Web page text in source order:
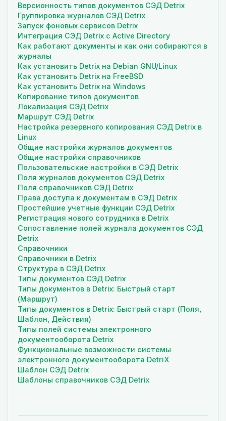
Версионность типов документов СЭД Detrix
Группировка журналов СЭД Detrix
Запуск фоновых сервисов Detrix
Интеграция СЭД Detrix с Active Directory
Как работают документы и как они собираются в
журналы
Как установить Detrix на Debian GNU/Linux
Как установить Detrix на FreeBSD
Как установить Detrix на Windows
Копирование типов документов
Локализация СЭД Detrix
Маршрут СЭД Detrix
Настройка резервного копирования СЭД Detrix в
Linux
Общие настройки журналов документов
Общие настройки справочников
Пользовательские настройки в СЭД Detrix
Поля журналов документов СЭД Detrix
Поля справочников СЭД Detrix
Права доступа к документам в СЭД Detrix
Простейшие учетные функции СЭД Detrix
Регистрация нового сотрудника в Detrix
Сопоставление полей журнала документов СЭД
Detrix
Справочники
Справочники в Detrix
Структура в СЭД Detrix
Типы документов СЭД Detrix
Типы документов в Detrix: Быстрый старт
(Маршрут)
Типы документов в Detrix: Быстрый старт (Поля,
Шаблон, Действия)
Типы полей системы электронного
документооборота Detrix
Функциональные возможности системы
электронного документооборота DetriX
Шаблон СЭД Detrix
Шаблоны справочников СЭД Detrix